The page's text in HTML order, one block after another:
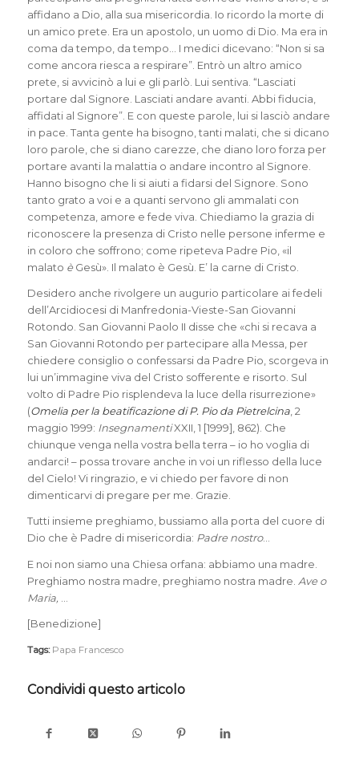
affidano a Dio, alla sua misericordia. Io ricordo la morte di
un amico prete. Era un apostolo, un uomo di Dio. Ma era in
coma da tempo, da tempo… I medici dicevano: “Non si sa
come ancora riesca a respirare”. Entrò un altro amico
prete, si avvicinò a lui e gli parlò. Lui sentiva. “Lasciati
portare dal Signore. Lasciati andare avanti. Abbi fiducia,
affidati al Signore”. E con queste parole, lui si lasciò andare
in pace. Tanta gente ha bisogno, tanti malati, che si dicano
loro parole, che si diano carezze, che diano loro forza per
portare avanti la malattia o andare incontro al Signore.
Hanno bisogno che li si aiuti a fidarsi del Signore. Sono
tanto grato a voi e a quanti servono gli ammalati con
competenza, amore e fede viva. Chiediamo la grazia di
riconoscere la presenza di Cristo nelle persone inferme e
in coloro che soffrono; come ripeteva Padre Pio, «il
malato èGesù». Il malato è Gesù. E’ la carne di Cristo.
Desidero anche rivolgere un augurio particolare ai fedeli
dell’Arcidiocesi di Manfredonia-Vieste-San Giovanni
Rotondo. San Giovanni Paolo II disse che «chi si recava a
San Giovanni Rotondo per partecipare alla Messa, per
chiedere consiglio o confessarsi da Padre Pio, scorgeva in
lui un’immagine viva del Cristo sofferente e risorto. Sul
volto di Padre Pio risplendeva la luce della risurrezione»
(Omelia per la beatificazione di P. Pio da Pietrelcina, 2
maggio 1999: InsegnamentiXXII, 1 [1999], 862). Che
chiunque venga nella vostra bella terra – io ho voglia di
andarci! – possa trovare anche in voi un riflesso della luce
del Cielo! Vi ringrazio, e vi chiedo per favore di non
dimenticarvi di pregare per me. Grazie.
Tutti insieme preghiamo, bussiamo alla porta del cuore di
Dio che è Padre di misericordia: Padre nostro…
E noi non siamo una Chiesa orfana: abbiamo una madre.
Preghiamo nostra madre, preghiamo nostra madre. Ave o
Maria,
[Benedizione]
Tags: Papa Francesco
Condividi questo articolo